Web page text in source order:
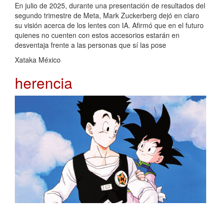
En julio de 2025, durante una presentación de resultados del
segundo trimestre de Meta, Mark Zuckerberg dejó en claro
su visión acerca de los lentes con IA. Afirmó que en el futuro
quienes no cuenten con estos accesorios estarán en
desventaja frente a las personas que sí las pose
Xataka México
herencia